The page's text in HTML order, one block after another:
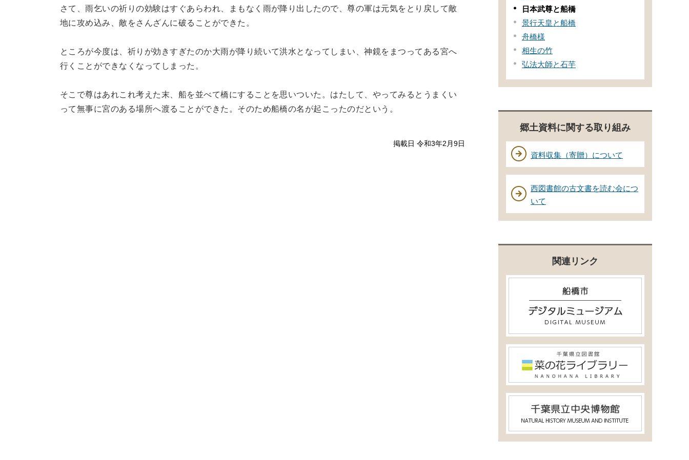
さて、雨乞いの祈りの効験はすぐあらわれ、まもなく雨が降り出したので、尊の軍は元気をとり戻して敵
地に攻め込み、敵をさんざんに破ることができた。
ところが今度は、祈りが効きすぎたのか大雨が降り続いて洪水となってしまい、神鏡をまつってある宮へ
行くことができなくなってしまった。
そこで尊はあれこれ考えた末、船を並べて橋にすることを思いついた。はたして、やってみるとうまくい
って無事に宮のある場所へ渡ることができた。そのため船橋の名が起こったのだという。
掲載日 令和3年2月9日
日本武尊と船橋
景行天皇と船橋
舟橋様
相生の竹
弘法大師と石芋
郷土資料に関する取り組み
資料収集（寄贈）について
西図書館の古文書を読む会につ
いて
関連リンク